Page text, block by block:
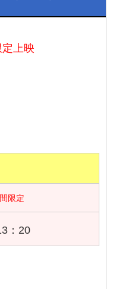
上映
限定
：20